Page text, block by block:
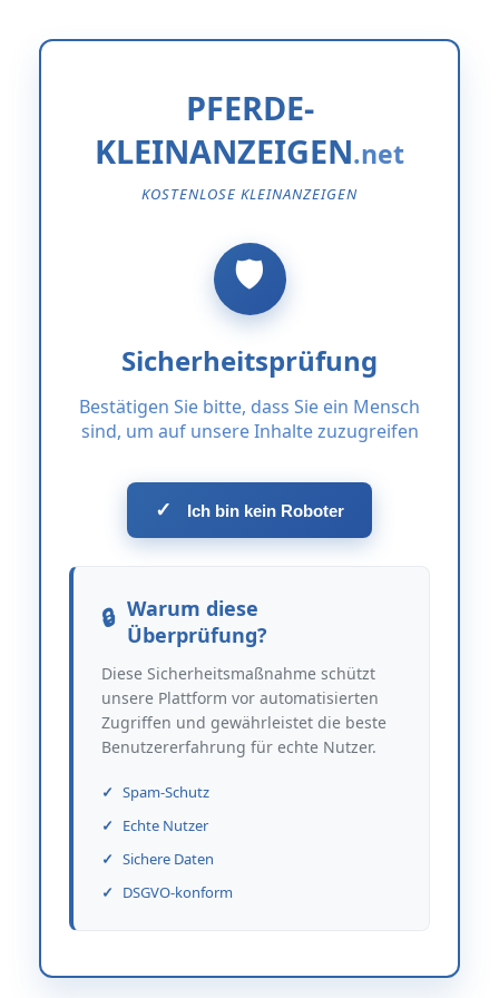
PFERDE-
KLEINANZEIGEN
KOSTENLOSE KLEINANZEIGEN
Sicherheitsprüfung
Bestätigen Sie bitte, dass Sie ein Mensch
sind, um auf unsere Inhalte zuzugreifen
✓ Ich bin kein Roboter
Warum diese
Überprüfung?
Diese Sicherheitsmaßnahme schützt
unsere Plattform vor automatisierten
Zugriffen und gewährleistet die beste
Benutzererfahrung für echte Nutzer.
Spam-Schutz
Echte Nutzer
Sichere Daten
DSGVO-konform